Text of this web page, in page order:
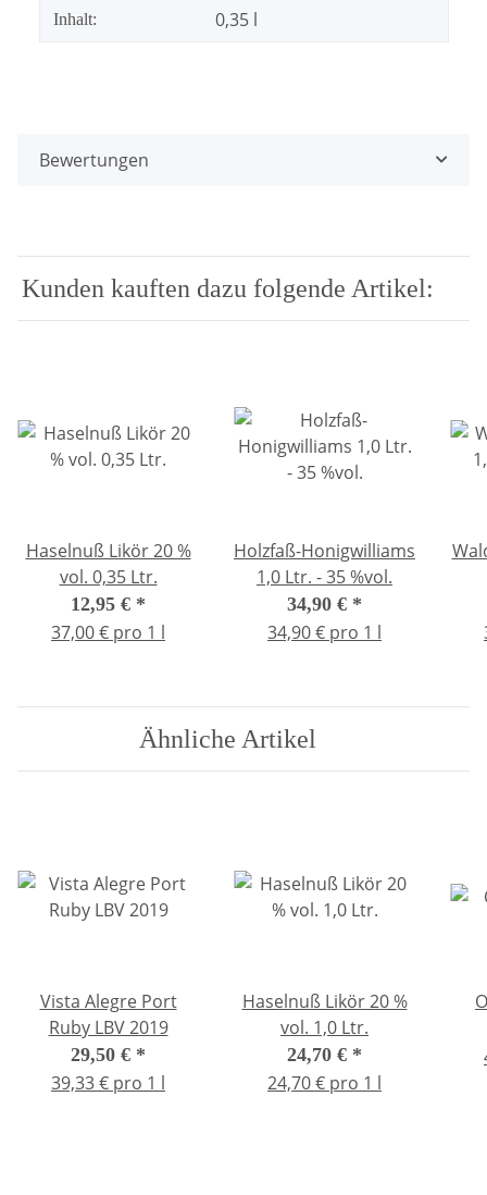
Inhalt: 0,35 l
Bewertungen
Kunden kauften dazu folgende Artikel:
Haselnuß Likör 20 %
vol. 0,35 Ltr.
12,95 € *
37,00 € pro 1 l
Holzfaß-Honigwilliams
1,0 Ltr. - 35 %vol.
34,90 € *
34,90 € pro 1 l
Ähnliche Artikel
Vista Alegre Port
Ruby LBV 2019
29,50 € *
39,33 € pro 1 l
Haselnuß Likör 20 %
vol. 1,0 Ltr.
24,70 € *
24,70 € pro 1 l